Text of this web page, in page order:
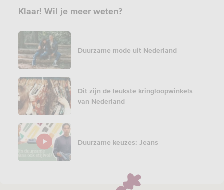
Klaar! Wil je meer weten?
Duurzame mode uit Nederland
Dit zijn de leukste kringloopwinkels
van Nederland
Duurzame keuzes: Jeans